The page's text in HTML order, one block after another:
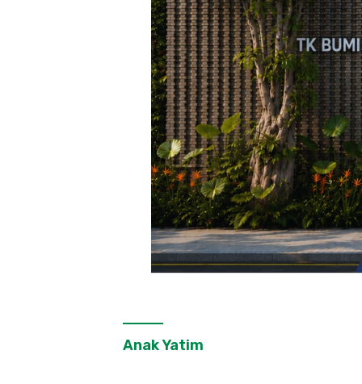
Anak Yatim